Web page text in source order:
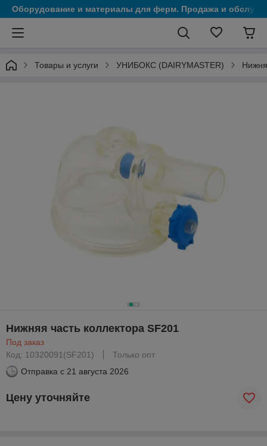
Оборудование и материалы для ферм. Продажа и
Товары и услуги УНИБОКС (DAIRYMASTER)
Нижняя часть коллектора SF201
Под заказ
Код: 10320091(SF201)
Только опт
Отправка с 21 августа 2026
Цену уточняйте